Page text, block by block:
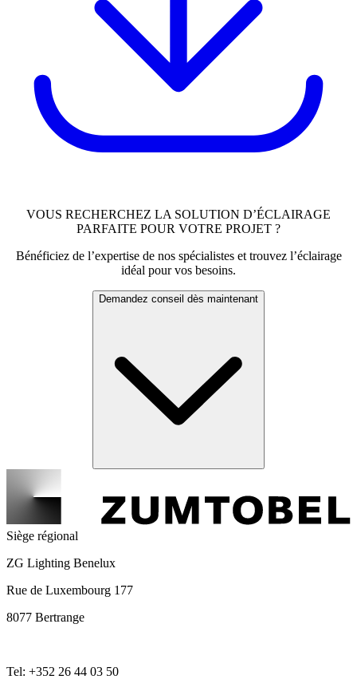
VOUS RECHERCHEZ LA SOLUTION D’ÉCLAIRAGE
PARFAITE POUR VOTRE PROJET ?
Bénéficiez de l’expertise de nos spécialistes et trouvez l’éclairage
idéal pour vos besoins.
Demandez conseil dès maintenant
Siège régional
ZG Lighting Benelux
Rue de Luxembourg 177
8077 Bertrange
Tel: +352 26 44 03 50